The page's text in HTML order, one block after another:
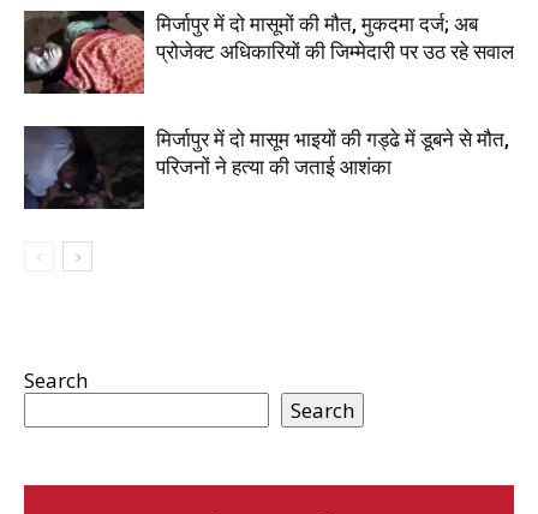
मिर्जापुर में दो मासूमों की मौत, मुकदमा दर्ज; अब
प्रोजेक्ट अधिकारियों की जिम्मेदारी पर उठ रहे सवाल
मिर्जापुर में दो मासूम भाइयों की गड्ढे में डूबने से मौत,
परिजनों ने हत्या की जताई आशंका
Search
Search